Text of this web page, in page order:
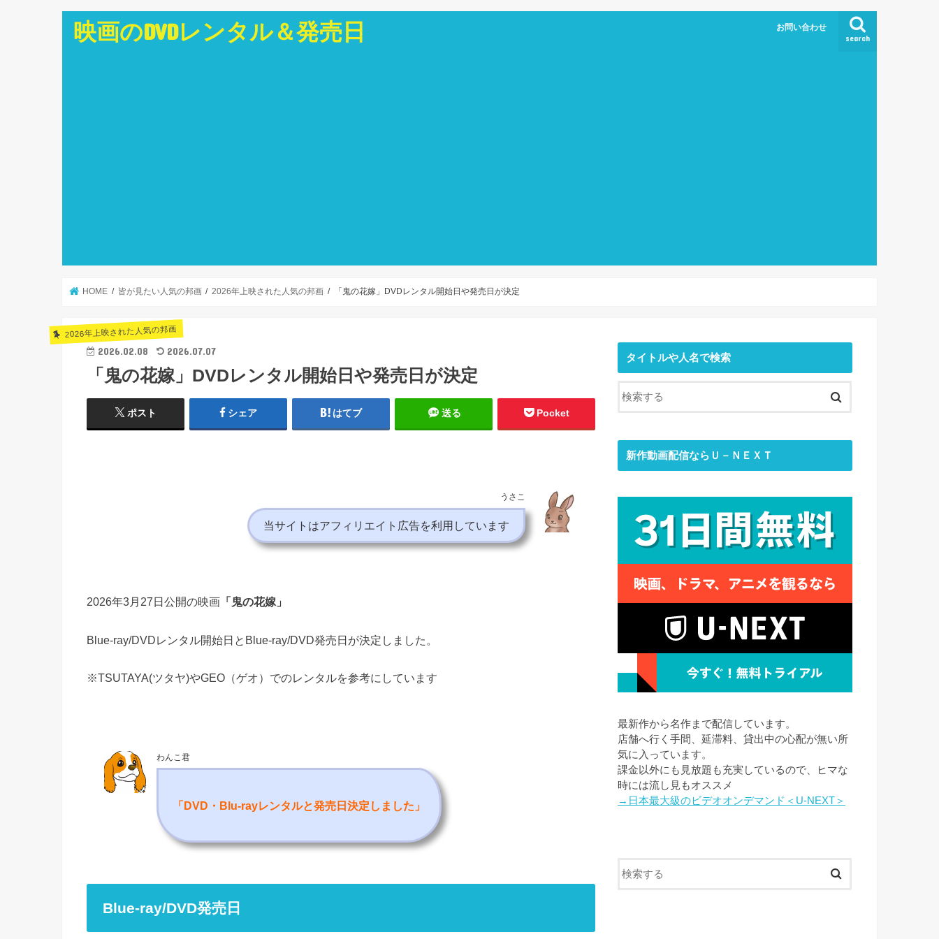
映画のDVDレンタル＆発売日 search
お問い合わせ
HOME 皆が見たい人気の邦画 2026年上映された人気の邦画 「鬼の花嫁」DVDレンタル開始日や発売日が決定
2026年上映された人気の邦画
2026.02.08 2026.07.07
「鬼の花嫁」DVDレンタル開始日や発売日が決定
ポスト シェア はてブ 送る Pocket
うさこ
当サイトはアフィリエイト広告を利用しています
2026年3月27日公開の映画 「鬼の花嫁」
Blue-ray/DVDレンタル開始日とBlue-ray/DVD発売日が決定しました。
※TSUTAYA(ツタヤ)やGEO（ゲオ）でのレンタルを参考にしています
わんこ君
「DVD・Blu-rayレンタルと発売日決定しました 」
Blue-ray/DVD発売日
タイトルや人名で検索
新作動画配信ならＵ－ＮＥＸＴ
最新作から名作まで配信しています。
店舗へ行く手間、延滞料、貸出中の心配が無い所
気に入っています。
課金以外にも見放題も充実しているので、ヒマな
時には流し見もオススメ
→日本最大級のビデオオンデマンド＜U-NEXT＞